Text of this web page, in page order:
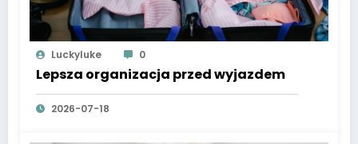
Luckyluke 0
Lepsza organizacja przed wyjazdem
2026-07-18